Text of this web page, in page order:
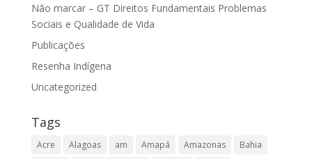
Não marcar – GT Direitos Fundamentais Problemas
Sociais e Qualidade de Vida
Publicações
Resenha Indígena
Uncategorized
Tags
Acre Alagoas am Amapá Amazonas
Bahia